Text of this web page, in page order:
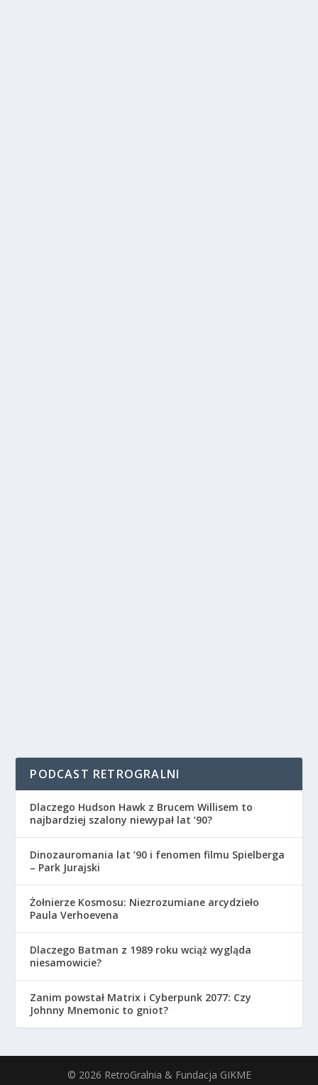
PODCAST RETROGRALNI
Dlaczego Hudson Hawk z Brucem Willisem to
najbardziej szalony niewypał lat ’90?
Dinozauromania lat ’90 i fenomen filmu Spielberga
– Park Jurajski
Żołnierze Kosmosu: Niezrozumiane arcydzieło
Paula Verhoevena
Dlaczego Batman z 1989 roku wciąż wygląda
niesamowicie?
Zanim powstał Matrix i Cyberpunk 2077: Czy
Johnny Mnemonic to gniot?
© 2026 RetroGralnia & Fundacja GIKME